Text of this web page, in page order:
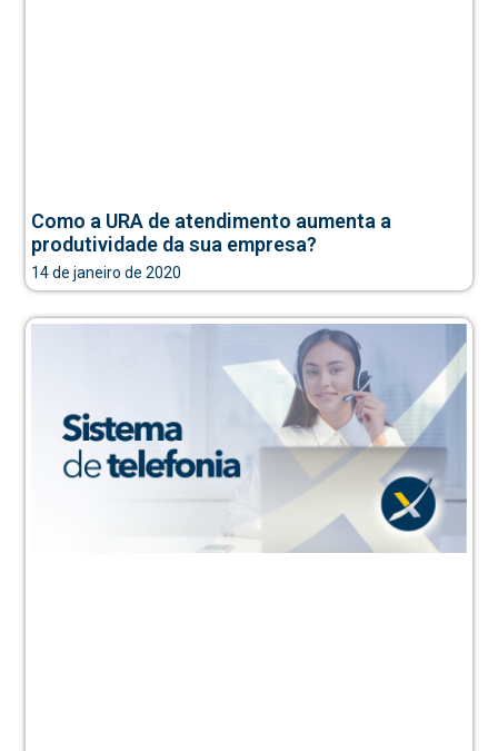
Como a URA de atendimento aumenta a
produtividade da sua empresa?
14 de janeiro de 2020